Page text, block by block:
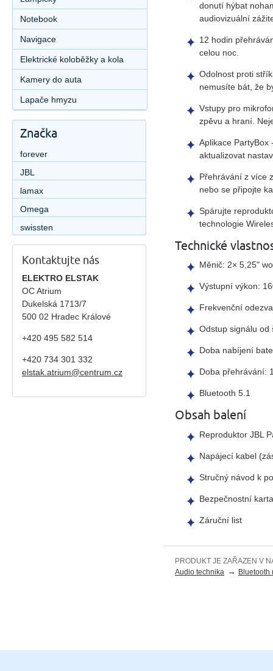
donutí hýbat
audiovizuální
12 hodin
celou noc.
Odolnost proti
nemusíte bát, že
Vstupy pro
zpěvu a hraní.
Aplikace PartyBox
aktualizovat
Přehrávání z více
nebo se připojte
Spárujte
technologie
Technické
Měnič: 2× 5,25"
Výstupní výkon:
Frekvenční
Odstup signálu od
Doba nabíjení
Doba přehrávání:
Bluetooth 5.1
Obsah balení
Reproduktor JBL
Napájecí kabel
Stručný návod k
Bezpečnostní karta
Záruční list
PRODUKT JE ZAŘAZEN V
Audio technika → Bluetooth
Notebook
Navigace
Elektrické koloběžky a kola
Kamery do auta
Lapače hmyzu
Značka
forever
JBL
lamax
Omega
swissten
Kontaktujte nás
ELEKTRO ELSTAK
OC Atrium
Dukelská 1713/7
500 02 Hradec Králové
+420 495 582 514
+420 734 301 332
elstak.atrium@centrum.cz